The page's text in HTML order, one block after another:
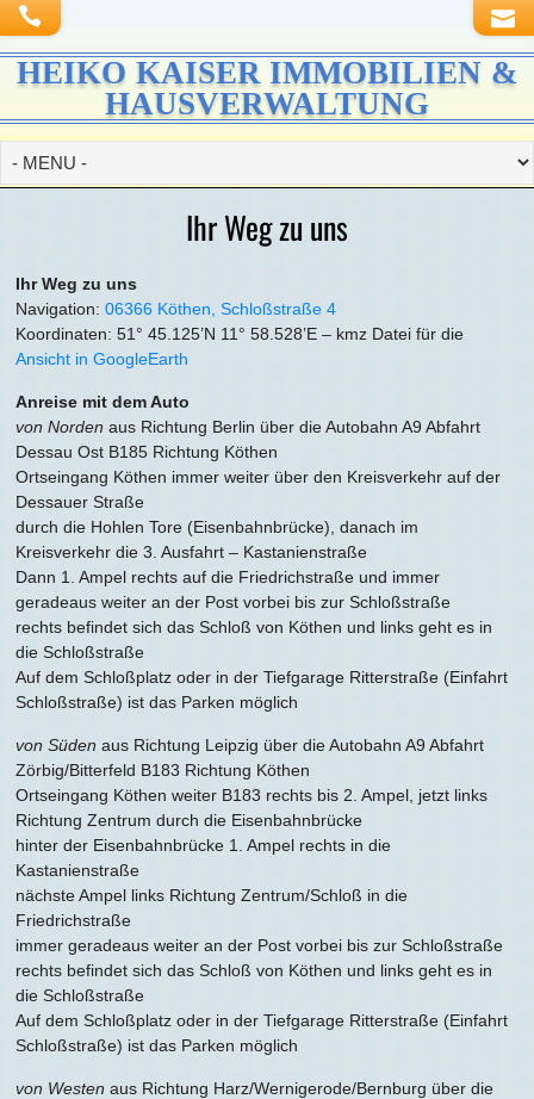
HEIKO KAISER IMMOBILIEN &
HAUSVERWALTUNG
Ihr Weg zu uns
Ihr Weg zu uns
Navigation:06366 Köthen, Schloßstraße 4
Koordinaten: 51° 45.125’N 11° 58.528’E – kmz Datei für die
Ansicht in GoogleEarth
Anreise mit dem Auto
von Norden aus Richtung Berlin über die Autobahn A9 Abfahrt
Dessau Ost B185 Richtung Köthen
Ortseingang Köthen immer weiter über den Kreisverkehr auf der
Dessauer Straße
durch die Hohlen Tore (Eisenbahnbrücke), danach im
Kreisverkehr die 3. Ausfahrt – Kastanienstraße
Dann 1. Ampel rechts auf die Friedrichstraße und immer
geradeaus weiter an der Post vorbei bis zur Schloßstraße
rechts befindet sich das Schloß von Köthen und links geht es in
die Schloßstraße
Auf dem Schloßplatz oder in der Tiefgarage Ritterstraße (Einfahrt
Schloßstraße) ist das Parken möglich
von Süden aus Richtung Leipzig über die Autobahn A9 Abfahrt
Zörbig/Bitterfeld B183 Richtung Köthen
Ortseingang Köthen weiter B183 rechts bis 2. Ampel, jetzt links
Richtung Zentrum durch die Eisenbahnbrücke
hinter der Eisenbahnbrücke 1. Ampel rechts in die
Kastanienstraße
nächste Ampel links Richtung Zentrum/Schloß in die
Friedrichstraße
immer geradeaus weiter an der Post vorbei bis zur Schloßstraße
rechts befindet sich das Schloß von Köthen und links geht es in
die Schloßstraße
Auf dem Schloßplatz oder in der Tiefgarage Ritterstraße (Einfahrt
Schloßstraße) ist das Parken möglich
von Westen aus Richtung Harz/Wernigerode/Bernburg über die